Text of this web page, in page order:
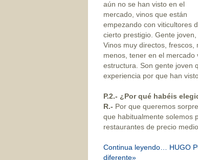
aún no se han visto en el
mercado, vinos que están
empezando con viticultores
cierto prestigio. Gente
Vinos muy directos,
menos, tener en el
estructura. Son gente joven
experiencia por que han
P.2.- ¿Por qué habéis
R.- Por que queremos
que habitualmente solemos
restaurantes de precio
Continua leyendo… HUGO
diferente»